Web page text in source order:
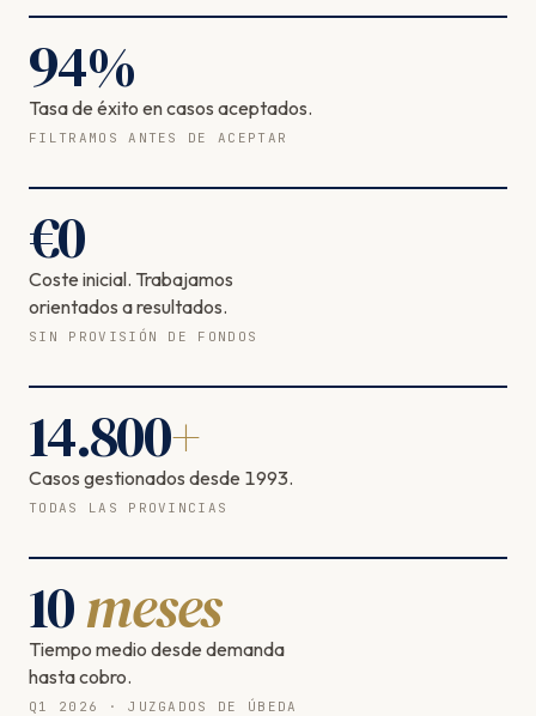
94%
Tasa de éxito en casos aceptados.
FILTRAMOS ANTES DE ACEPTAR
€0
Coste inicial. Trabajamos
orientados a resultados.
SIN PROVISIÓN DE FONDOS
14.800+
Casos gestionados desde 1993.
TODAS LAS PROVINCIAS
10meses
Tiempo medio desde demanda
hasta cobro.
Q1 2026 · JUZGADOS DE ÚBEDA